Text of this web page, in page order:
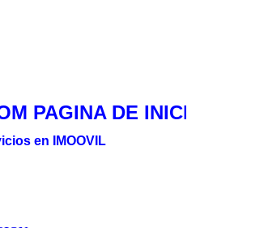
PAGINA DE INICIO EN TU
en IMOOVIL